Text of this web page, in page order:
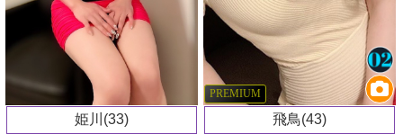
姫川(33)
PREMIUM
飛鳥(43)